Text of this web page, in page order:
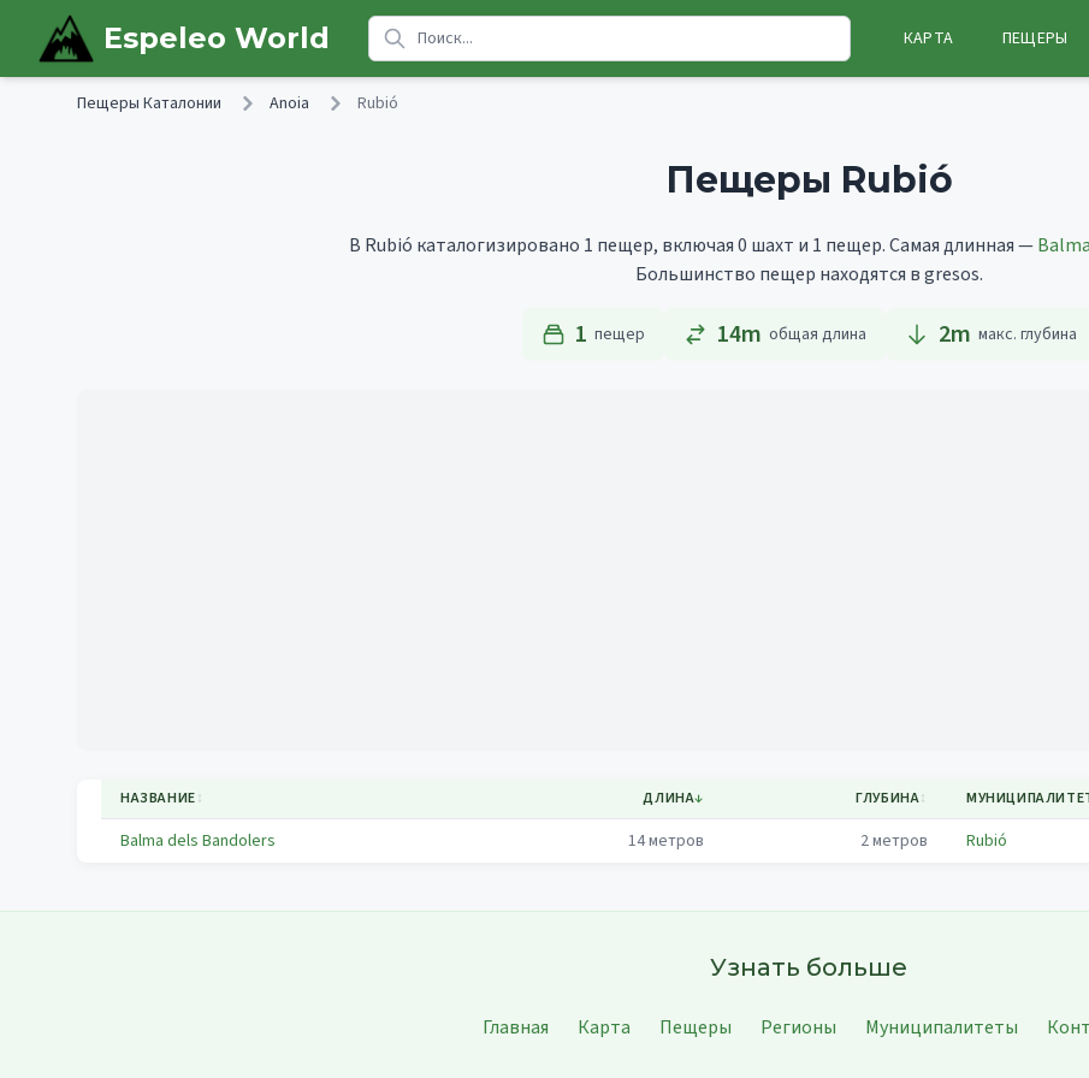
Skip to main content
Espeleo World КАРТА ПЕЩЕРЫ
Пещеры Каталонии Anoia Rubió
Пещеры Rubió
В Rubió каталогизировано 1 пещер, включая 0 шахт и 1 пещер.Самая длинная —
Большинство пещер находятся в gresos.
1 пещер 14m общая длина 2m макс. глубина
НАЗВАНИЕ↕ ДЛИНА↓ ГЛУБИНА↕
Balma dels Bandolers 14метров 2метров Rubió
Узнать больше
Главная Карта Пещеры Регионы Муниципалитеты